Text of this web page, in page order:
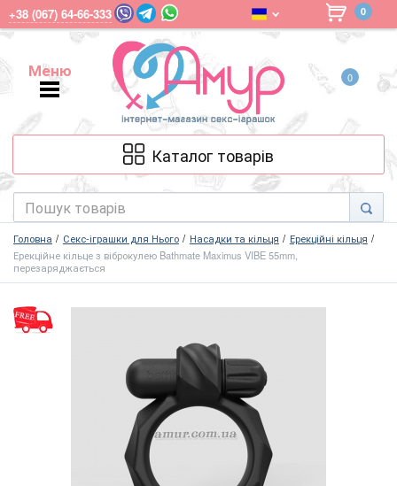
+38 (067) 64-66-333 0
Меню
Меню
0
Каталог товарів
Головна Секс-іграшки для Нього Насадки та кільця
Ерекційні кільця
Ерекційне кільце з віброкулею Bathmate Maximus VIBE 55mm,
перезаряджається